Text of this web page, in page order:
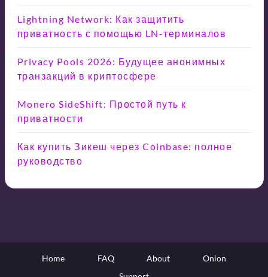
Lightning Network: Как защитить
приватность с помощью LN-терминалов
Privacy Pools 2026: Будущее анонимных
транзакций в криптосфере
Monero SideShift: Простой путь к
приватности
Как купить Зикеш через Coinbase: полное
руководство
Home FAQ About
Onion